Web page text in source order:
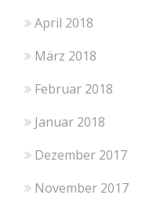
April 2018
März 2018
Februar 2018
Januar 2018
Dezember 2017
November 2017